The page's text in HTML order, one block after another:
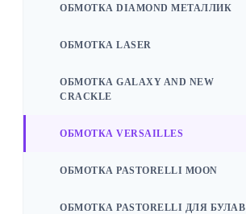
ОБМОТКА DIAMOND МЕТАЛЛИК
ОБМОТКА LASER
ОБМОТКА GALAXY AND NEW
CRACKLE
ОБМОТКА VERSAILLES
ОБМОТКА PASTORELLI MOON
ОБМОТКА PASTORELLI ДЛЯ БУЛАВ